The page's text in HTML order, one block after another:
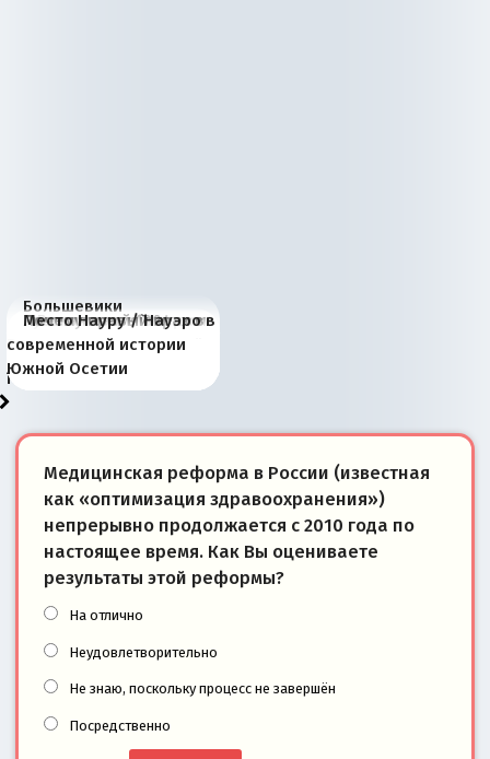
Большевики
отличаются от «Яблока»
тем, что они -
победители
Киевская марионетка
Запада рассказала о
«переобувании» хозяев
В России назрели
перемены: 15 шагов к
суверенной экономике
Миграционный пожар
Европы
Россия начинает
сбрасывать балласт
Анкориджа
Россия зимой 1904
года: первые уступки во
внутренней политике
Русская нация вчера и
сегодня
Почему правый крах в
Варшаве не поможет её
отношениям с Россией?
Место Науру / Науэро в
современной истории
Южной Осетии
Медицинская реформа в России (известная
как «оптимизация здравоохранения»)
непрерывно продолжается с 2010 года по
настоящее время. Как Вы оцениваете
результаты этой реформы?
На отлично
Неудовлетворительно
Не знаю, поскольку процесс не завершён
Посредственно